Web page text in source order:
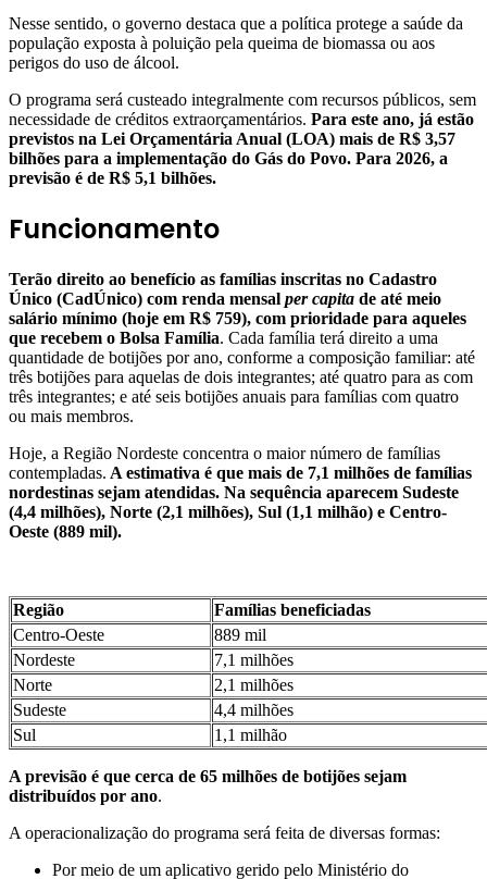
Nesse sentido, o governo destaca que a política protege a saúde da
população exposta à poluição pela queima de biomassa ou aos
perigos do uso de álcool.
O programa será custeado integralmente com recursos públicos, sem
necessidade de créditos extraorçamentários. Para este ano, já estão
previstos na Lei Orçamentária Anual (LOA) mais de R$ 3,57
bilhões para a implementação do Gás do Povo. Para 2026, a
previsão é de R$ 5,1 bilhões.
Funcionamento
Terão direito ao benefício as famílias inscritas no Cadastro
Único (CadÚnico) com renda mensal per capita de até meio
salário mínimo (hoje em R$ 759), com prioridade para aqueles
que recebem o Bolsa Família. Cada família terá direito a uma
quantidade de botijões por ano, conforme a composição familiar: até
três botijões para aquelas de dois integrantes; até quatro para as com
três integrantes; e até seis botijões anuais para famílias com quatro
ou mais membros.
Hoje, a Região Nordeste concentra o maior número de famílias
contempladas. A estimativa é que mais de 7,1 milhões de famílias
nordestinas sejam atendidas. Na sequência aparecem Sudeste
(4,4 milhões), Norte (2,1 milhões), Sul (1,1 milhão) e Centro-
Oeste (889 mil).
Região
Famílias beneficiadas
Centro-Oeste
889 mil
Nordeste
7,1 milhões
Norte
2,1 milhões
Sudeste
4,4 milhões
Sul
1,1 milhão
A previsão é que cerca de 65 milhões de botijões sejam
distribuídos por ano.
A operacionalização do programa será feita de diversas formas:
Por meio de um aplicativo gerido pelo Ministério do